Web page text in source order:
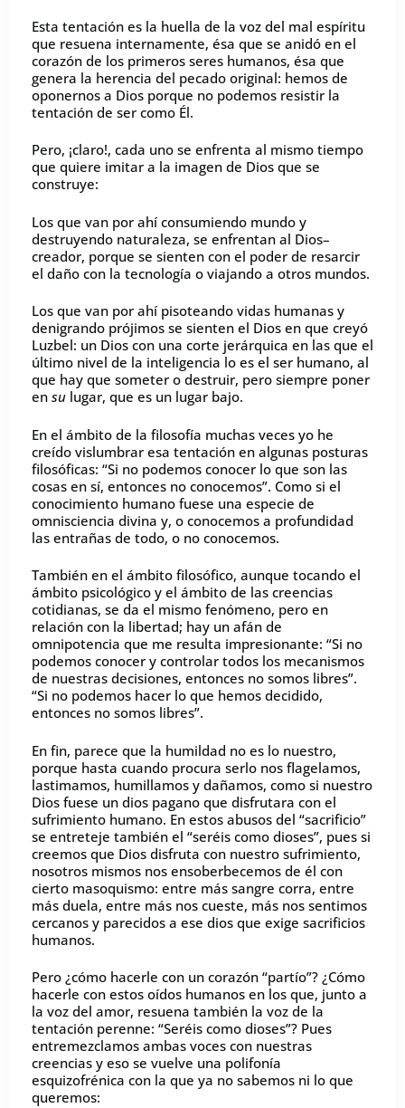
Esta tentación es la huella de la voz del mal espíritu
que resuena internamente, ésa que se anidó en el
corazón de los primeros seres humanos, ésa que
genera la herencia del pecado original: hemos de
oponernos a Dios porque no podemos resistir la
tentación de ser como Él.
Pero, ¡claro!, cada uno se enfrenta al mismo tiempo
que quiere imitar a la imagen de Dios que se
construye:
Los que van por ahí consumiendo mundo y
destruyendo naturaleza, se enfrentan al Dios–
creador, porque se sienten con el poder de resarcir
el daño con la tecnología o viajando a otros mundos.
Los que van por ahí pisoteando vidas humanas y
denigrando prójimos se sienten el Dios en que creyó
Luzbel: un Dios con una corte jerárquica en las que el
último nivel de la inteligencia lo es el ser humano, al
que hay que someter o destruir, pero siempre poner
en su lugar, que es un lugar bajo.
En el ámbito de la filosofía muchas veces yo he
creído vislumbrar esa tentación en algunas posturas
filosóficas: “Si no podemos conocer lo que son las
cosas en sí, entonces no conocemos”. Como si el
conocimiento humano fuese una especie de
omnisciencia divina y, o conocemos a profundidad
las entrañas de todo, o no conocemos.
También en el ámbito filosófico, aunque tocando el
ámbito psicológico y el ámbito de las creencias
cotidianas, se da el mismo fenómeno, pero en
relación con la libertad; hay un afán de
omnipotencia que me resulta impresionante: “Si no
podemos conocer y controlar todos los mecanismos
de nuestras decisiones, entonces no somos libres”.
“Si no podemos hacer lo que hemos decidido,
entonces no somos libres”.
En fin, parece que la humildad no es lo nuestro,
porque hasta cuando procura serlo nos flagelamos,
lastimamos, humillamos y dañamos, como si nuestro
Dios fuese un dios pagano que disfrutara con el
sufrimiento humano. En estos abusos del “sacrificio”
se entreteje también el “seréis como dioses”, pues si
creemos que Dios disfruta con nuestro sufrimiento,
nosotros mismos nos ensoberbecemos de él con
cierto masoquismo: entre más sangre corra, entre
más duela, entre más nos cueste, más nos sentimos
cercanos y parecidos a ese dios que exige sacrificios
humanos.
Pero ¿cómo hacerle con un corazón “partío”? ¿Cómo
hacerle con estos oídos humanos en los que, junto a
la voz del amor, resuena también la voz de la
tentación perenne: “Seréis como dioses”? Pues
entremezclamos ambas voces con nuestras
creencias y eso se vuelve una polifonía
esquizofrénica con la que ya no sabemos ni lo que
queremos: